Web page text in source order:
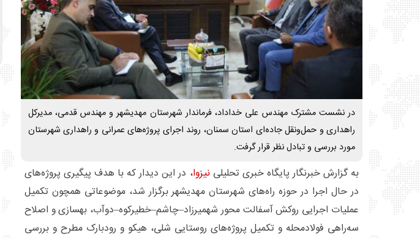
در نشست مشترک مهندس علی خداداد، فرماندار شهرستان مهدیشهر و مهندس قدمی، مدیرکل
راهداری و حمل‌ونقل جاده‌ای استان سمنان، روند اجرای پروژه‌های عمرانی و راهداری شهرستان
مورد بررسی و تبادل نظر قرار گرفت.
به گزارش خبرنگار پایگاه خبری تحلیلینیزوا، در این دیدار که با هدف پیگیری پروژه‌های
در حال اجرا در حوزه راه‌های شهرستان مهدیشهر برگزار شد، موضوعاتی همچون تکمیل
عملیات اجرایی روکش آسفالت محور شهمیرزاد–چاشم–خطیرکوه–دوآب، بهسازی و اصلاح
سه‌راهی فولادمحله و تکمیل پروژه‌های روستایی شلی، هیکو و رودبارک مطرح و بررسی